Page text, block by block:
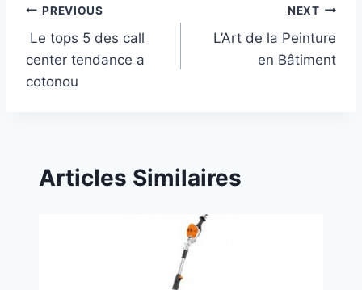
Post
navigation
PREVIOUS
Le tops 5 des call
center tendance a
cotonou
NEXT
L’Art de la Peinture
en Bâtiment
Articles Similaires